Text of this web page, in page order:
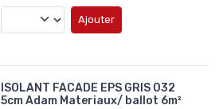
Ajouter
ISOLANT FACADE EPS GRIS 032
5cm Adam Materiaux/ ballot 6m²